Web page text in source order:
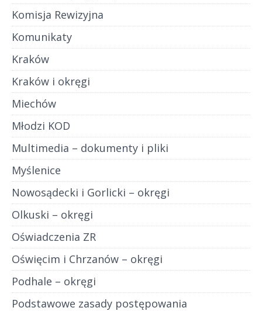
Komisja Rewizyjna
Komunikaty
Kraków
Kraków i okręgi
Miechów
Młodzi KOD
Multimedia – dokumenty i pliki
Myślenice
Nowosądecki i Gorlicki – okręgi
Olkuski – okręgi
Oświadczenia ZR
Oświęcim i Chrzanów – okręgi
Podhale – okręgi
Podstawowe zasady postępowania